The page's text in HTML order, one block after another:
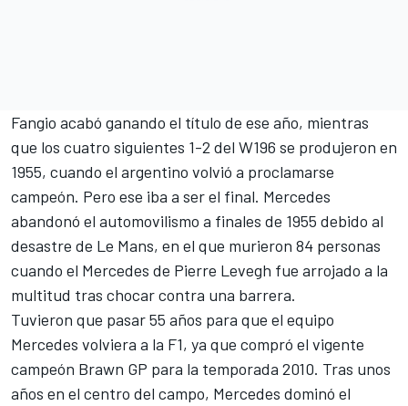
Fangio acabó ganando el título de ese año, mientras
que los cuatro siguientes 1-2 del W196 se produjeron en
1955, cuando el argentino volvió a proclamarse
campeón. Pero ese iba a ser el final. Mercedes
abandonó el automovilismo a finales de 1955 debido al
desastre de Le Mans, en el que murieron 84 personas
cuando el Mercedes de Pierre Levegh fue arrojado a la
multitud tras chocar contra una barrera.
Tuvieron que pasar 55 años para que el equipo
Mercedes volviera a la F1, ya que compró el vigente
campeón Brawn GP para la temporada 2010. Tras unos
años en el centro del campo, Mercedes dominó el